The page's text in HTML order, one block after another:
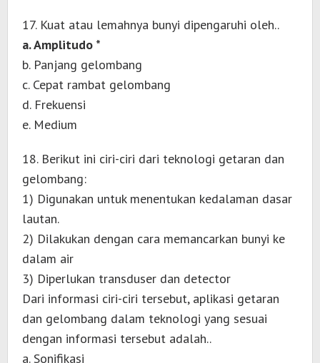
17. Kuat atau lemahnya bunyi dipengaruhi oleh..
a. Amplitudo *
b. Panjang gelombang
c. Cepat rambat gelombang
d. Frekuensi
e. Medium
18. Berikut ini ciri-ciri dari teknologi getaran dan
gelombang:
1) Digunakan untuk menentukan kedalaman dasar
lautan.
2) Dilakukan dengan cara memancarkan bunyi ke
dalam air
3) Diperlukan transduser dan detector
Dari informasi ciri-ciri tersebut, aplikasi getaran
dan gelombang dalam teknologi yang sesuai
dengan informasi tersebut adalah..
a. Sonifikasi